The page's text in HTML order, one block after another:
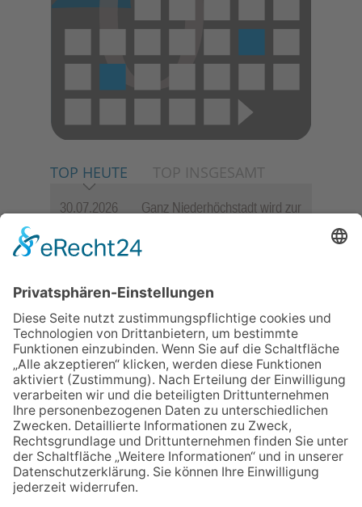
TOP HEUTE TOP INSGESAMT
30.07.2026
Ganz Niederhöchstadt wird zur
23.07.2026
Zwischen Fachwerk, Wein und
lädt wieder zum Weinfest ein
Stadiontour kommt nach
Frankfurt
06.08.2026
Jugendchor Hochtaunus
präsentiert sein neues
Programm „Changes“
06.08.2026
Hisamoto und Tölke begeistern
mit Werken von Walter
Wachsmuth